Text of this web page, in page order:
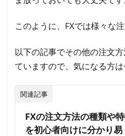
このように、FXでは様々な
以下の記事でその他の注文
ていますので、気になる方は
関連記事
FXの注文方法の種類や
を初心者向けに分かり易